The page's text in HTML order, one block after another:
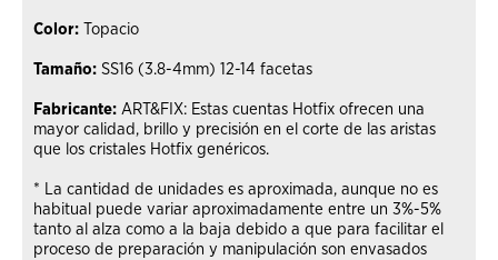
Color:Topacio
Tamaño:SS16 (3.8-4mm) 12-14 facetas
Fabricante:ART&FIX: Estas cuentas Hotfix ofrecen una
mayor calidad, brillo y precisión en el corte de las aristas
que los cristales Hotfix genéricos.
* La cantidad de unidades es aproximada, aunque no es
habitual puede variar aproximadamente entre un 3%-5%
tanto al alza como a la baja debido a que para facilitar el
proceso de preparación y manipulación son envasados